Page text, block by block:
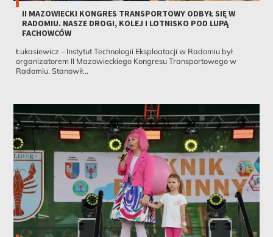
II MAZOWIECKI KONGRES TRANSPORTOWY ODBYŁ SIĘ W
RADOMIU. NASZE DROGI, KOLEJ I LOTNISKO POD LUPĄ
FACHOWCÓW
Łukasiewicz – Instytut Technologii Eksploatacji w Radomiu był
organizatorem II Mazowieckiego Kongresu Transportowego w
Radomiu. Stanowił...